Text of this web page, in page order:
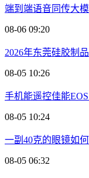
端到端语音同传大
08-06 09:20
2026年东莞硅胶制
08-05 10:26
手机能遥控佳能
08-05 10:24
一副40克的眼镜如
08-05 06:32